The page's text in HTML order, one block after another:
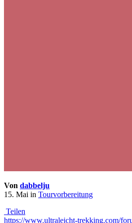
Von dabbelju
15. Mai in Tourvorbereitung
Teilen
https://www.ultraleicht-trekking.com/